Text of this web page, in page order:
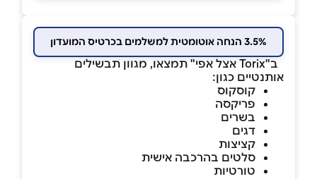
3.5% הנחה אוטומטית למשלמים בכרטיס המועדון
ב"Torix אצל אפי" תמצאו, מגוון
תבשילים
אותנטיים כגון:
קוסקוס
פריקסה
בשרים
דגים
קציצות
סלטים בהרכבה אישית
טורטיות